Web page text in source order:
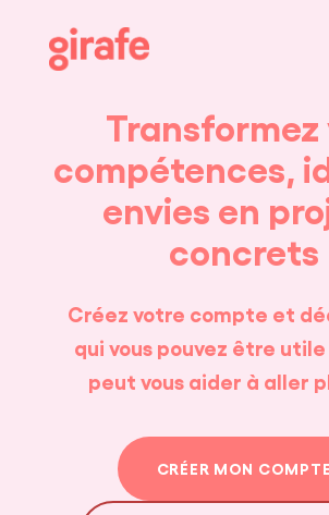
Transformez
compétences,
envies en
concrets
Créez votre compte et
qui vous pouvez être
peut vous aider à aller
CRÉER MON COMPTE